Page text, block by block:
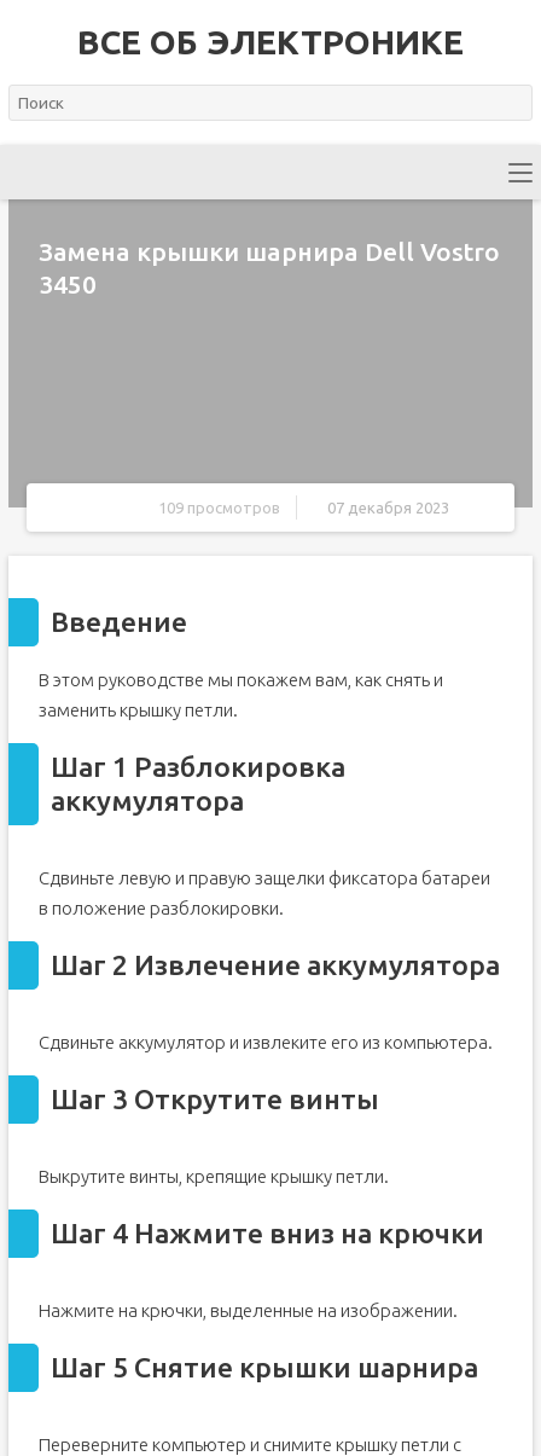
ВСЕ ОБ ЭЛЕКТРОНИКЕ
Замена крышки шарнира Dell Vostro
3450
109 просмотров 07 декабря 2023
Введение
В этом руководстве мы покажем вам, как снять и
заменить крышку петли.
Шаг 1 Разблокировка
аккумулятора
Сдвиньте левую и правую защелки фиксатора батареи
в положение разблокировки.
Шаг 2 Извлечение аккумулятора
Сдвиньте аккумулятор и извлеките его из компьютера.
Шаг 3 Открутите винты
Выкрутите винты, крепящие крышку петли.
Шаг 4 Нажмите вниз на крючки
Нажмите на крючки, выделенные на изображении.
Шаг 5 Снятие крышки шарнира
Переверните компьютер и снимите крышку петли с